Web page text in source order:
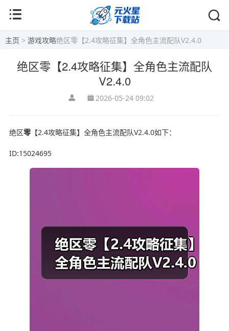
主页 > 游戏攻略绝区零【2.4攻略征集】全角色主流配队V2.4.0
绝区零【2.4攻略征集】全角色主流配队
V2.4.0
2026-05-24 09:02
绝区零【2.4攻略征集】全角色主流配队V2.4.0如下：
ID:15024695